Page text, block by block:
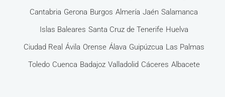
Cantabria Gerona Burgos Almería Jaén Salamanca
Islas Baleares Santa Cruz de Tenerife Huelva
Ciudad Real Ávila Orense Álava Guipúzcua Las Palmas
Toledo Cuenca Badajoz Valladolid Cáceres Albacete